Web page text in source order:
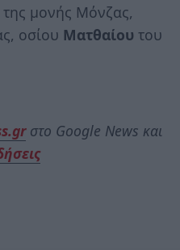
μονής Μόνζας,
οσίου Ματθαίου του
στο Google News και